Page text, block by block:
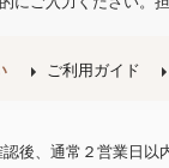
ご利用ガイド
後、通常２営業日以